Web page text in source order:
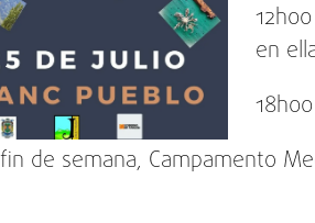
en
de semana, Campamento